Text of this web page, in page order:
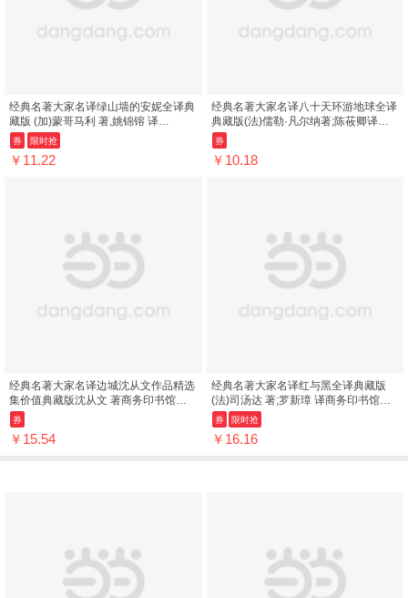
经典名著大家名译绿山墙的安妮全译典
藏版 (加)蒙哥马利 著,姚锦镕 译
9787100113007 商务印书馆
券 限时抢
￥11.22
经典名著大家名译八十天环游地球全译
典藏版(法)儒勒·凡尔纳著;陈莜卿译商
务印书馆9787100113038
券
￥10.18
经典名著大家名译边城沈从文作品精选
集价值典藏版沈从文 著商务印书馆
9787100123259
券
￥15.54
经典名著大家名译红与黑全译典藏版
(法)司汤达 著;罗新璋 译商务印书馆
9787100118903
券 限时抢
￥16.16